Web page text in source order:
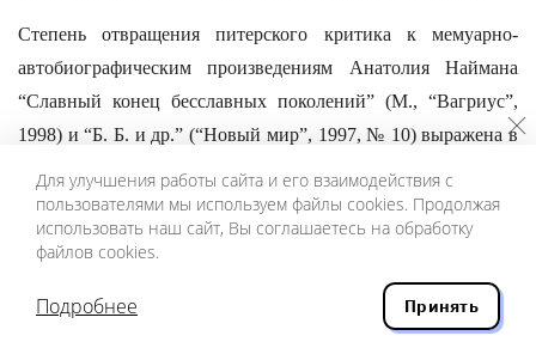
Степень отвращения питерского критика к мемуарно-
автобиографическим произведениям Анатолия Наймана
“Славный конец бесславных поколений” (М., “Вагриус”,
1998) и “Б. Б. и др.” (“Новый мир”, 1997, № 10) выражена в
См. также статью Анатолия Наймана “Дело тоталитаризма
непобедимо, потому что оно вечно” (“Октябрь”, 1998, № 11;
сокращенный вариант — “Общая газета”, 1998, № 48, 3 — 9
декабря), написанную на основе доклада, прочитанного на
Для улучшения работы сайта и его взаимодействия с
пользователями мы используем файлы cookies. Продолжая
использовать наш сайт, Вы соглашаетесь на обработку
файлов cookies.
Подробнее Принять